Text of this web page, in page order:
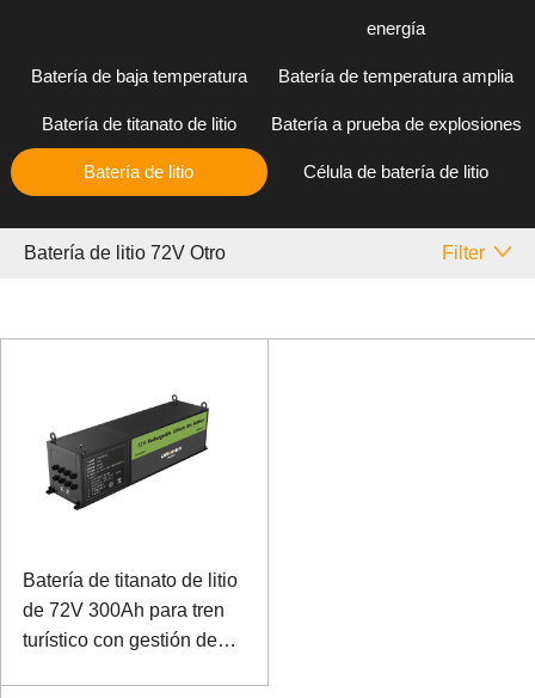
energía
Batería de baja temperatura Batería de temperatura amplia
Batería de titanato de litio Batería a prueba de explosiones
Batería de litio Célula de batería de litio
Batería de litio 72V Otro Filter
Batería de titanato de litio
de 72V 300Ah para tren
turístico con gestión de